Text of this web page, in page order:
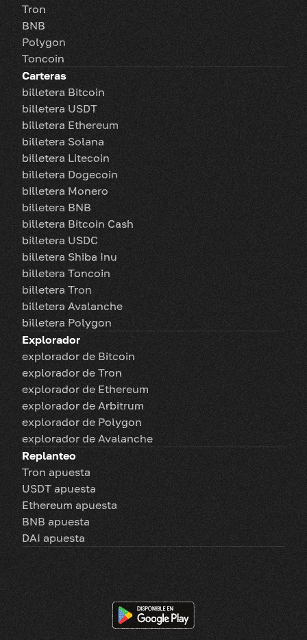
Tron
BNB
Polygon
Toncoin
Carteras
billetera Bitcoin
billetera USDT
billetera Ethereum
billetera Solana
billetera Litecoin
billetera Dogecoin
billetera Monero
billetera BNB
billetera Bitcoin Cash
billetera USDC
billetera Shiba Inu
billetera Toncoin
billetera Tron
billetera Avalanche
billetera Polygon
Explorador
explorador de Bitcoin
explorador de Tron
explorador de Ethereum
explorador de Arbitrum
explorador de Polygon
explorador de Avalanche
Replanteo
Tron apuesta
USDT apuesta
Ethereum apuesta
BNB apuesta
DAI apuesta